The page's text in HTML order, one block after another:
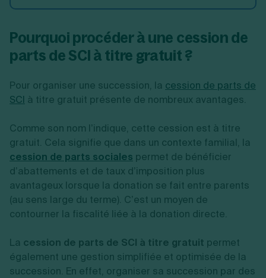
Pourquoi procéder à une cession de
parts de SCI à titre gratuit ?
Pour organiser une succession, la cession de parts de
SCI à titre gratuit présente de nombreux avantages.
Comme son nom l’indique, cette cession est à titre
gratuit. Cela signifie que dans un contexte familial, la
cession de parts sociales permet de bénéficier
d’abattements et de taux d’imposition plus
avantageux lorsque la donation se fait entre parents
(au sens large du terme). C’est un moyen de
contourner la fiscalité liée à la donation directe.
La cession de parts de SCI à titre gratuit permet
également une gestion simplifiée et optimisée de la
succession. En effet, organiser sa succession par des